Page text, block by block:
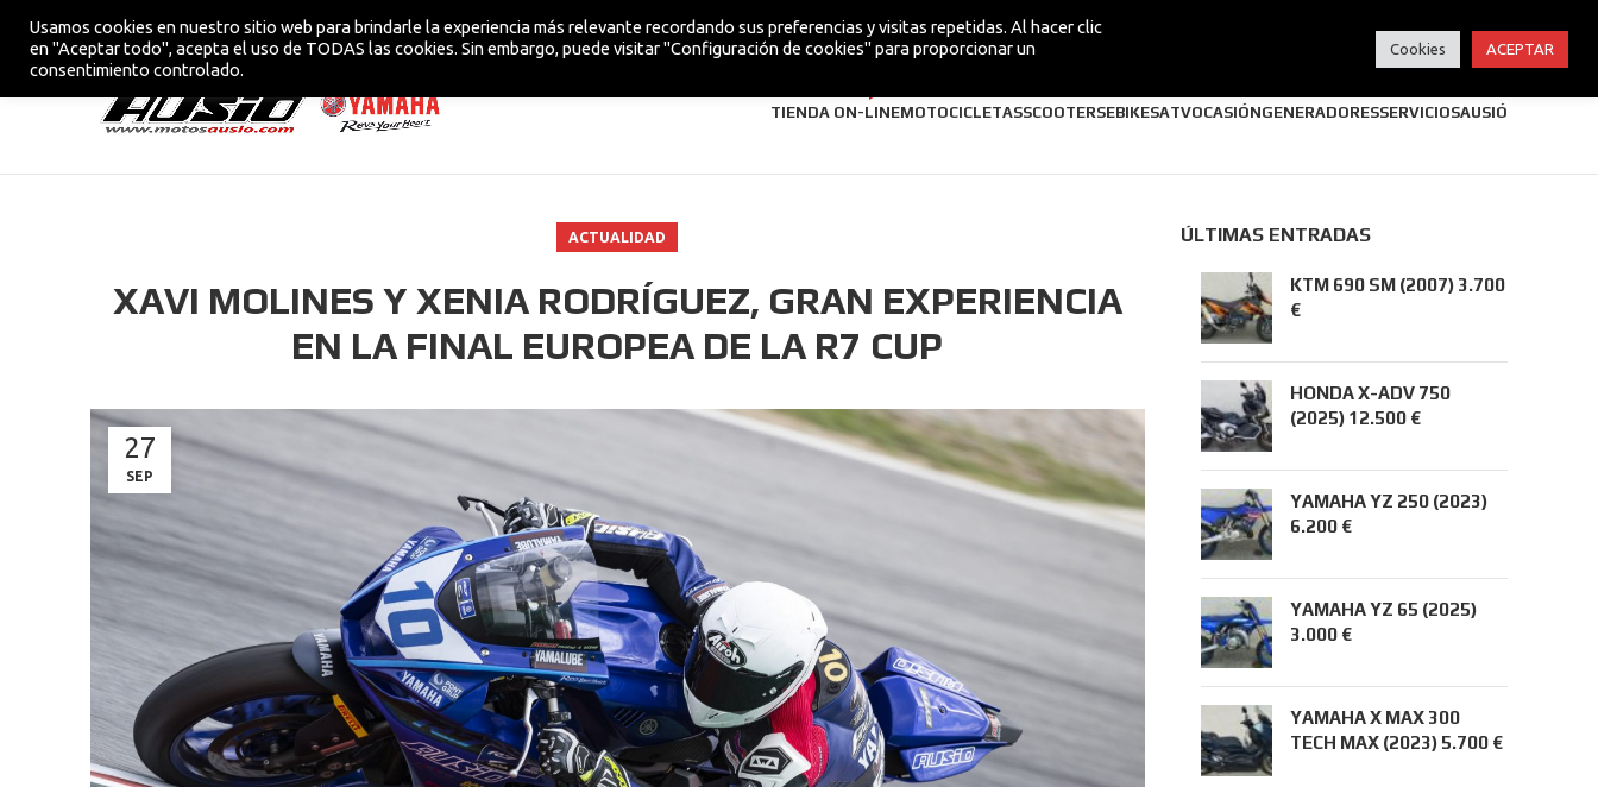
CONCESIONARIO OFICIAL YAMAHA EN VIC
TIENDA ON-LINEMOTOCICLETASSCOOTERSEBIKESATVOCASIÓNGENERADORESSERVICIOSAUSIÓ
ACTUALIDAD
XAVI MOLINES Y XENIA RODRÍGUEZ, GRAN EXPERIENCIA
EN LA FINAL EUROPEA DE LA R7 CUP
27
SEP
ÚLTIMAS ENTRADAS
KTM 690 SM (2007) 3.700
€
HONDA X-ADV 750
(2025) 12.500 €
YAMAHA YZ 250 (2023)
6.200 €
YAMAHA YZ 65 (2025)
3.000 €
YAMAHA X MAX 300
TECH MAX (2023) 5.700 €
Usamos cookies en nuestro sitio web para brindarle la experiencia más relevante recordando sus preferencias y visitas repetidas. Al hacer clic
en "Aceptar todo", acepta el uso de TODAS las cookies. Sin embargo, puede visitar "Configuración de cookies" para proporcionar un
consentimiento controlado.
Cookies ACEPTAR